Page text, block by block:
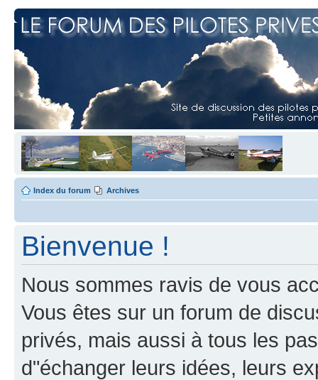
Index du forum Archives
Bienvenue !
Nous sommes ravis de vous
Vous êtes sur un forum de
privés, mais aussi à tous les
d"échanger leurs idées, leurs